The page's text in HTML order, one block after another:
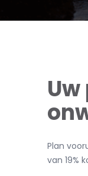
Plan
van 19%